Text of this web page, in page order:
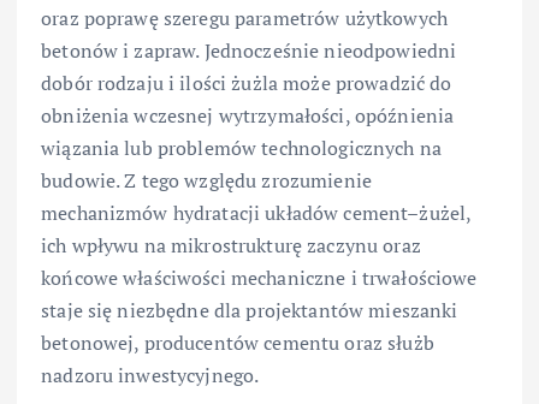
oraz poprawę szeregu parametrów użytkowych
betonów i zapraw. Jednocześnie nieodpowiedni
dobór rodzaju i ilości żużla może prowadzić do
obniżenia wczesnej wytrzymałości, opóźnienia
wiązania lub problemów technologicznych na
budowie. Z tego względu zrozumienie
mechanizmów hydratacji układów cement–żużel,
ich wpływu na mikrostrukturę zaczynu oraz
końcowe właściwości mechaniczne i trwałościowe
staje się niezbędne dla projektantów mieszanki
betonowej, producentów cementu oraz służb
nadzoru inwestycyjnego.